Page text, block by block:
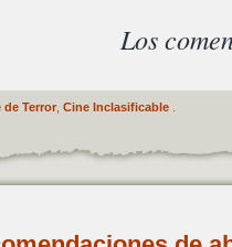
Los
de Terror, Cine Inclasificable.